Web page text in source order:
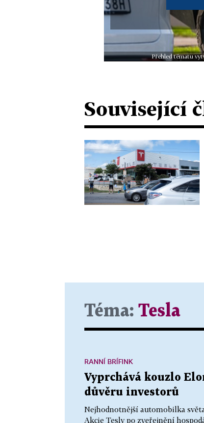
Přehled tématu
Související
Téma: Tesla
Vyprchává kouzlo
důvěru investorů
Nejhodnotnější automobilka
Akcie Tesly po zveřejnění
RANNÍ BRÍFINK